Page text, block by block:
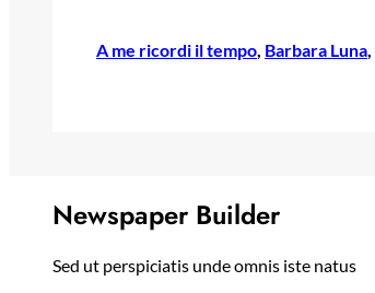
A me ricordi il tempo, Barbara Luna,
Newspaper Builder
Sed ut perspiciatis unde omnis iste natus